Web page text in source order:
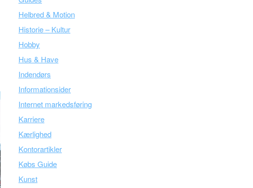
Helbred & Motion
Historie – Kultur
Hobby
Hus & Have
Indendørs
Informationsider
Internet markedsføring
Karriere
Kærlighed
Kontorartikler
Købs Guide
Kunst